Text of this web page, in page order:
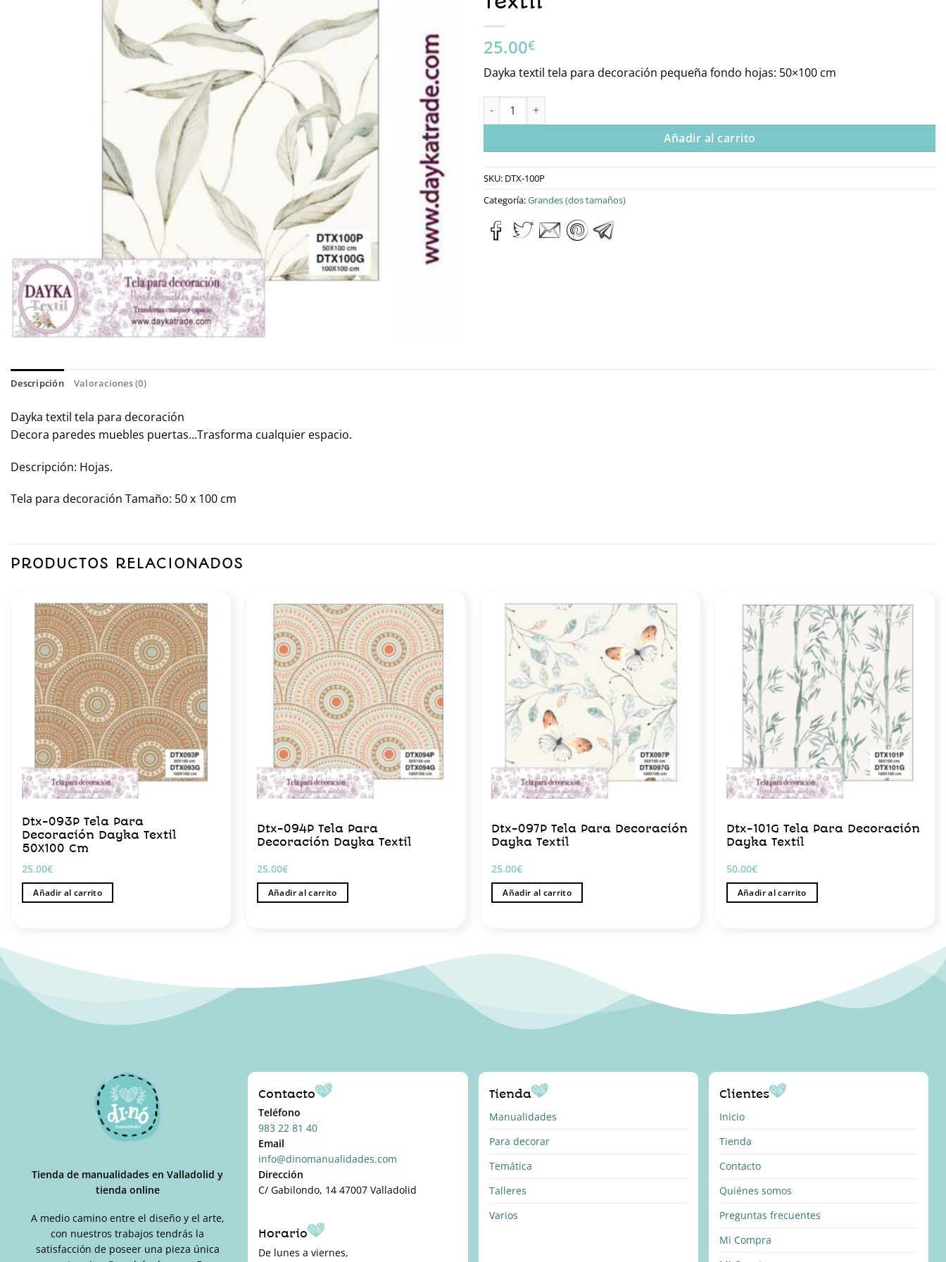
25.00€
Dayka textil tela para decoración pequeña fondo hojas: 50×100 cm
Dtx-100P Tela Para Decoración Dayka Textil cantidad
Añadir al carrito
SKU: DTX-100P
Categoría:Grandes (dos tamaños)
Descripción Valoraciones (0)
Dayka textil tela para decoración
Decora paredes muebles puertas…Trasforma cualquier espacio.
Descripción: Hojas.
Tela para decoración Tamaño: 50 x 100 cm
PRODUCTOS RELACIONADOS
Dtx-093P Tela Para
Decoración Dayka Textil
50X100 Cm
25.00€
Añadir al carrito
Dtx-094P Tela Para
Decoración Dayka Textil
25.00€
Añadir al carrito
Dtx-097P Tela Para Decoración
Dayka Textil
25.00€
Añadir al carrito
Dtx-101G Tela Para Decoración
Dayka Textil
50.00€
Añadir al carrito
Tienda de manualidades en Valladolid y
tienda online
A medio camino entre el diseño y el arte,
con nuestros trabajos tendrás la
satisfacción de poseer una pieza única
Contacto
Teléfono
983 22 81 40
Email
info@dinomanualidades.com
Dirección
C/ Gabilondo, 14 47007 Valladolid
Horario
De lunes a viernes,
Tienda
Manualidades
Para decorar
Temática
Talleres
Varios
Clientes
Inicio
Tienda
Contacto
Quiénes somos
Preguntas frecuentes
Mi Compra